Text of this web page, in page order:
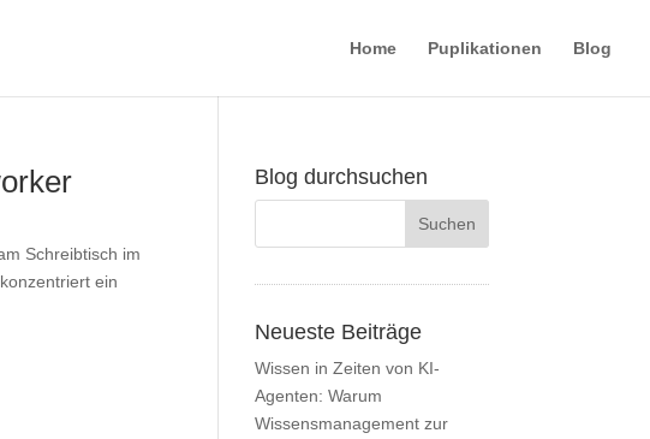
Home Puplikationen Blog
Schreibtisch im
ein
Blog durchsuchen
Neueste Beiträge
Wissen in Zeiten von KI-
Agenten: Warum
Wissensmanagement zur